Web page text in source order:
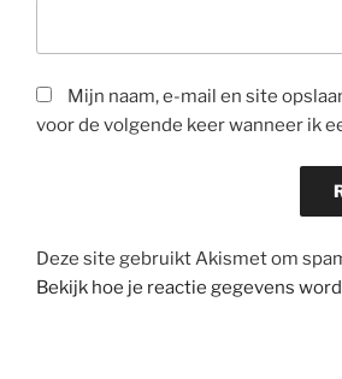
Mijn naam, e-mail en site
voor de volgende keer wanneer ik
Deze site gebruikt Akismet om
Bekijk hoe je reactie gegevens